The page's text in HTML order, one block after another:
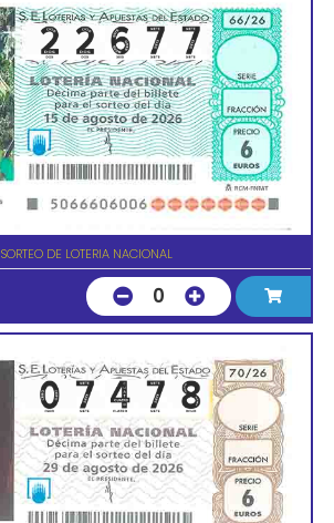
SORTEO DE LOTERIA NACIONAL
0